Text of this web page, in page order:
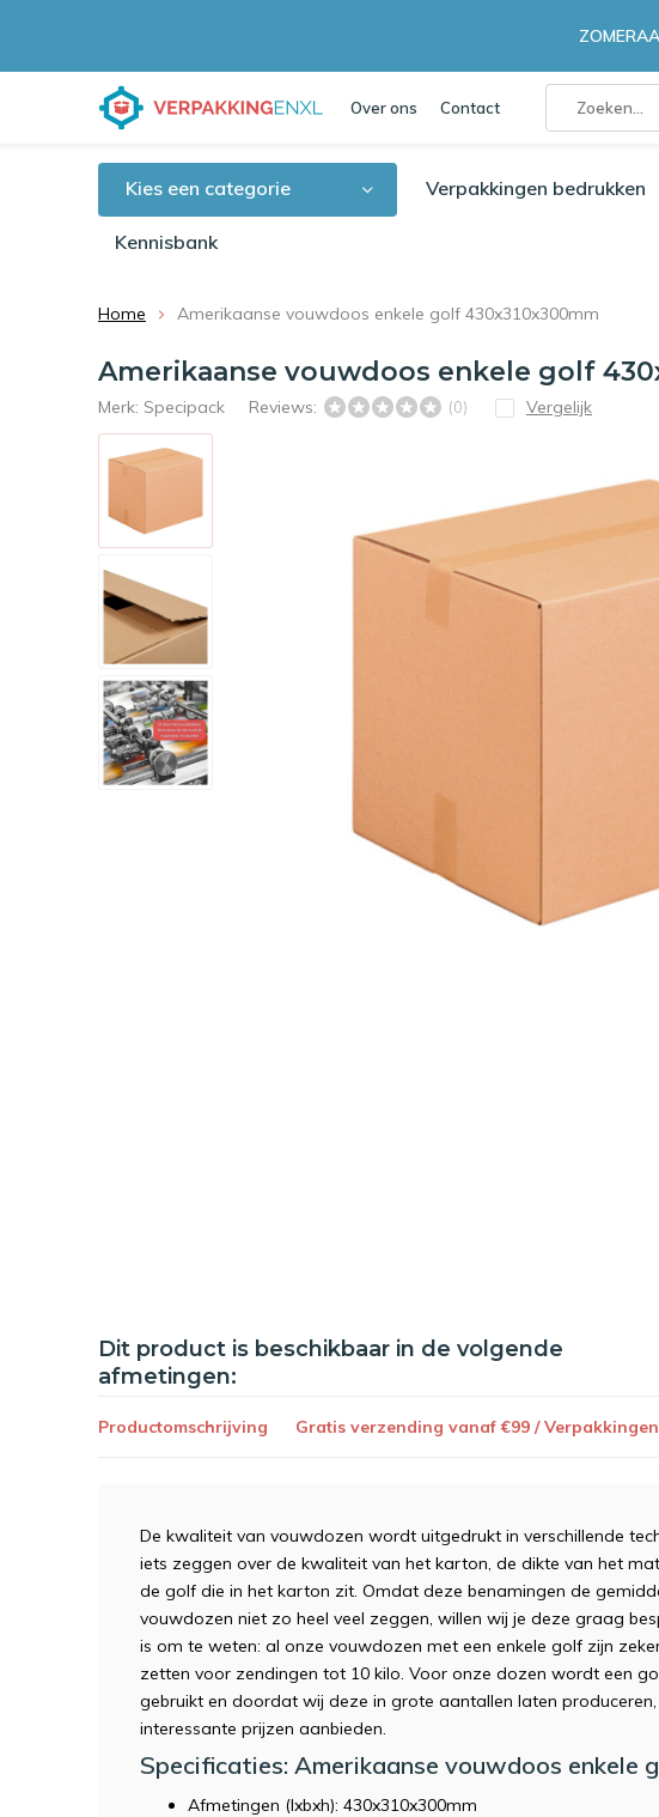
Over ons Contact
Kies een categorie Verpakkingen bedrukken
Kennisbank
Home Amerikaanse vouwdoos enkele golf 430x310x300mm
Amerikaanse vouwdoos enkele golf
Merk: Specipack Reviews: (0) Vergelijk
Dit product is beschikbaar in de volgende
afmetingen:
Productomschrijving Gratis verzending vanaf €99 /
De kwaliteit van vouwdozen wordt uitgedrukt in verschillende
iets zeggen over de kwaliteit van het karton, de dikte van het
de golf die in het karton zit. Omdat deze benamingen de
vouwdozen niet zo heel veel zeggen, willen wij je deze graag
is om te weten: al onze vouwdozen met een enkele golf zijn
zetten voor zendingen tot 10 kilo. Voor onze dozen wordt een
gebruikt en doordat wij deze in grote aantallen laten
interessante prijzen aanbieden.
Specificaties: Amerikaanse vouwdoos enkele
Afmetingen (lxbxh): 430x310x300mm